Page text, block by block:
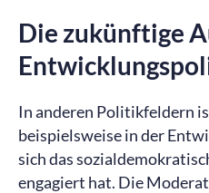
Die zukünftige
In anderen Politikfeldern
beispielsweise in der
sich das
engagiert hat. Die